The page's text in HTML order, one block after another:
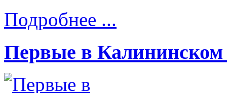
Подробнее ...
Первые в Калининском